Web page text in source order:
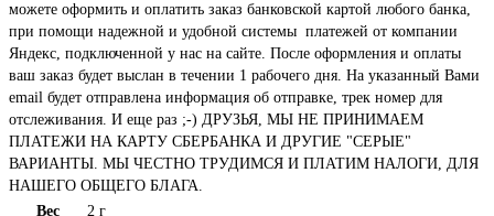
можете оформить и оплатить заказ банковской картой любого банка,
при помощи надежной и удобной системы платежей от компании
Яндекс, подключенной у нас на сайте. После оформления и оплаты
ваш заказ будет выслан в течении 1 рабочего дня. На указанный Вами
email будет отправлена информация об отправке, трек номер для
отслеживания. И еще раз ;-) ДРУЗЬЯ, МЫ НЕ ПРИНИМАЕМ
ПЛАТЕЖИ НА КАРТУ СБЕРБАНКА И ДРУГИЕ "СЕРЫЕ"
ВАРИАНТЫ. МЫ ЧЕСТНО ТРУДИМСЯ И ПЛАТИМ НАЛОГИ, ДЛЯ
НАШЕГО ОБЩЕГО БЛАГА.
Вес
2 г